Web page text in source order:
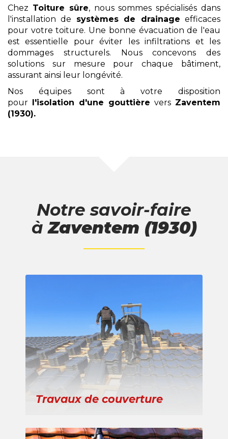
Chez Toiture sûre, nous sommes spécialisés dans
l'installation de systèmes de drainage efficaces
pour votre toiture. Une bonne évacuation de l'eau
est essentielle pour éviter les infiltrations et les
dommages structurels. Nous concevons des
solutions sur mesure pour chaque bâtiment,
assurant ainsi leur longévité.
Nos équipes sont à votre disposition
pour
l'isolation d'une gouttière vers Zaventem
(1930).
Notre savoir-faire
àZaventem (1930)
Travaux de couverture